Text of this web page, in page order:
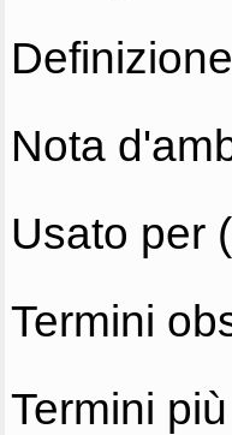
Nota
Usato per
Termini
Termini